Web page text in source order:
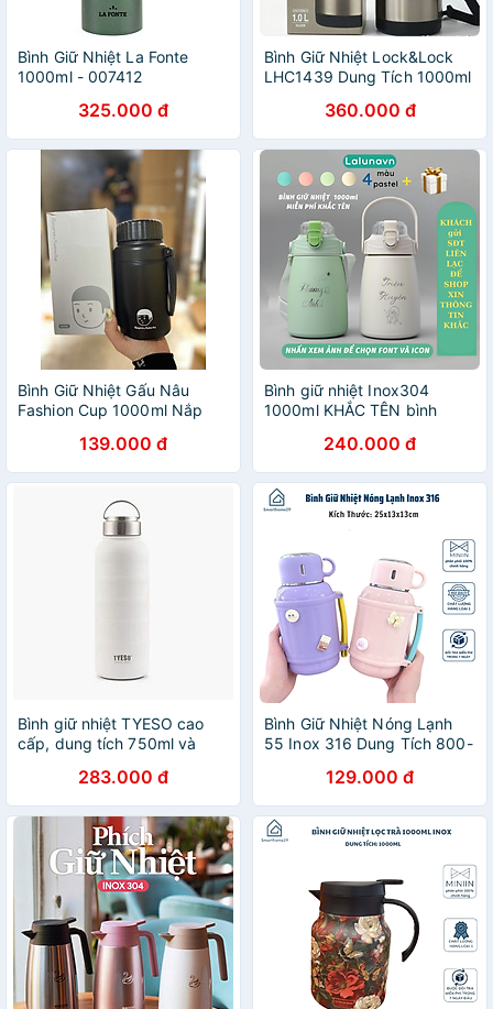
Bình Giữ Nhiệt La Fonte
1000ml - 007412
325.000 đ
Bình Giữ Nhiệt Lock&Lock
LHC1439 Dung Tích 1000ml
360.000 đ
Bình Giữ Nhiệt Gấu Nâu
Fashion Cup 1000ml Nắp
CHÍNH HÃNG MINIIN
139.000 đ
Bình giữ nhiệt Inox304
1000ml KHẮC TÊN bình
nhiệt 12h tặng Sticker trang
trí-B115
240.000 đ
Bình giữ nhiệt TYESO cao
cấp, dung tích 750ml và
283.000 đ
Bình Giữ Nhiệt Nóng Lạnh
55 Inox 316 Dung Tích 800-
- HÀNG CHÍNH HÃNG
MINIIN
129.000 đ